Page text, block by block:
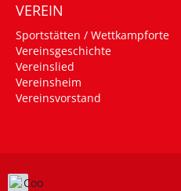
VEREIN
Sportstätten / Wettkampforte
Vereinsgeschichte
Vereinslied
Vereinsheim
Vereinsvorstand